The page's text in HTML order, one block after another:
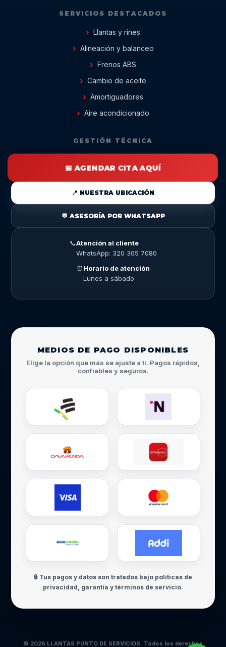
SERVICIOS DESTACADOS
Llantas y rines
Alineación y balanceo
Frenos ABS
Cambio de aceite
Amortiguadores
Aire acondicionado
GESTIÓN TÉCNICA
📅 AGENDAR CITA AQUÍ
📍 NUESTRA UBICACIÓN
💬 ASESORÍA POR WHATSAPP
📞Atención al cliente
WhatsApp: 320 305 7080
⏰Horario de atención
Lunes a sábado
MEDIOS DE PAGO DISPONIBLES
Elige la opción que más se ajuste a ti. Pagos rápidos,
confiables y seguros.
🔒 Tus pagos y datos son tratados bajo políticas de
privacidad, garantía y términos de servicio.
© 2026 LLANTAS PUNTO DE SERVICIOS. Todos los derechos